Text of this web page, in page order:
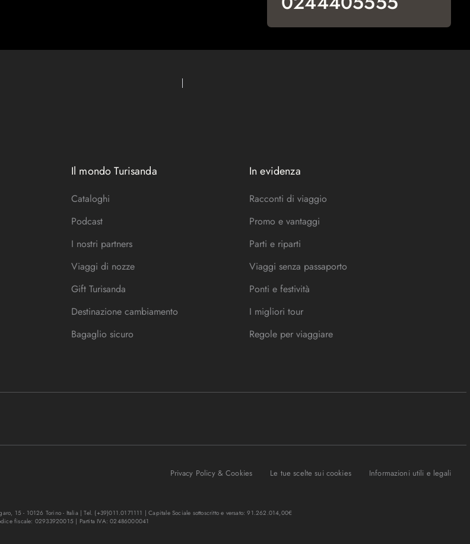
Il mondo Turisanda
Cataloghi
Podcast
I nostri partners
Viaggi di nozze
Gift Turisanda
Destinazione cambiamento
Bagaglio sicuro
In evidenza
Racconti di viaggio
Promo e vantaggi
Parti e riparti
Viaggi senza passaporto
Ponti e festività
I migliori tour
Regole per viaggiare
Privacy Policy & Cookies Le tue scelte sui cookies Informazioni utili e legali
15 - 10126 Torino - Italia | Tel. (+39)011.0171111 | Capitale Sociale sottoscritto e versato: 91.262.014,00€
fiscale: 02933920015 | Partita IVA: 02486000041